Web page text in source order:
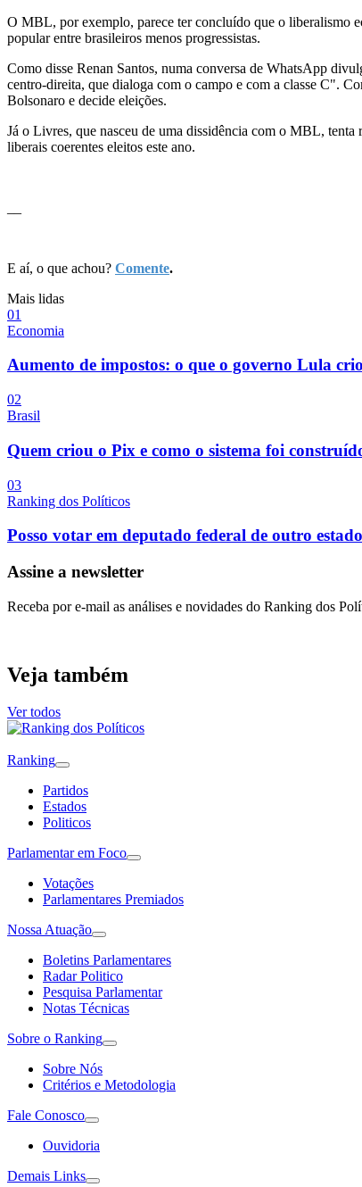
O MBL, por exemplo, parece ter concluído que o liberalismo
popular entre brasileiros menos progressistas.
Como disse Renan Santos, numa conversa de WhatsApp
centro-direita, que dialoga com o campo e com a classe C".
Bolsonaro e decide eleições.
Já o Livres, que nasceu de uma dissidência com o MBL, tenta
liberais coerentes eleitos este ano.
E aí, o que achou? Comente.
Mais lidas
01
Economia
Aumento de impostos: o que o governo Lula
02
Brasil
Quem criou o Pix e como o sistema foi
03
Ranking dos Políticos
Posso votar em deputado federal de outro
Assine a newsletter
Receba por e-mail as análises e novidades do Ranking dos
Veja também
Ver todos
Ranking
Partidos
Estados
Politicos
Parlamentar em Foco
Votações
Parlamentares Premiados
Nossa Atuação
Boletins Parlamentares
Radar Politico
Pesquisa Parlamentar
Notas Técnicas
Sobre o Ranking
Sobre Nós
Critérios e Metodologia
Fale Conosco
Ouvidoria
Demais Links